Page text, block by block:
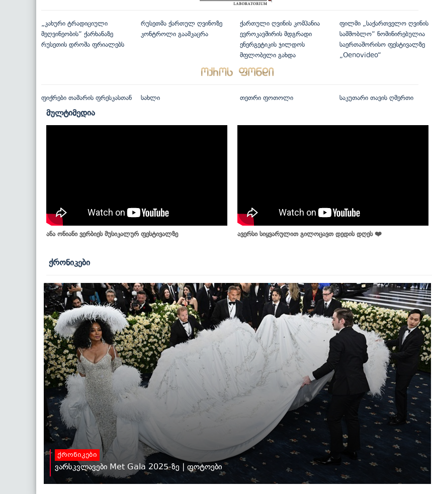
„კახური ტრადიციული
მეღვინეობის“ ქარხანაზე
რუსეთის დროშა ფრიალებს
რუსეთმა ქართულ ღვინოზე
კონტროლი გაამკაცრა
ქართული ღვინის კომპანია
ევროკავშირის მდგრადი
ენერგეტიკის ჯილდოს
მფლობელი გახდა
ფილმი „საქართველო ღვინის
სამშობლო“ ნომინირებულია
საერთაშორისო ფესტივალზე
„Oenovideo“
ფიქრები თამარის ფრესკასთან სახლი თეთრი ფოთოლი საკუთარი თავის ღმერთი
მულტიმედია
ანა ონიანი ვერბიეს მუსიკალურ ფესტივალზე ავერსი სიყვარულით გილოცავთ დედის დღეს ❤️
ქრონიკები
ქრონიკები
ვარსკვლავები Met Gala 2025-ზე | ფოტოები